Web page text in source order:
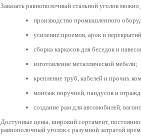
Заказать равнополочный стальной уголок можно
производство промышленного
усиление проемов, арок и
сборка каркасов для беседок и
изготовление металлической мебели;
крепление труб, кабелей и прочих
монтаж поручней, пандусов и
создание рам для автомобилей,
Доступные цены, широкий сортамент,
равнополочный уголок с разумной затратой